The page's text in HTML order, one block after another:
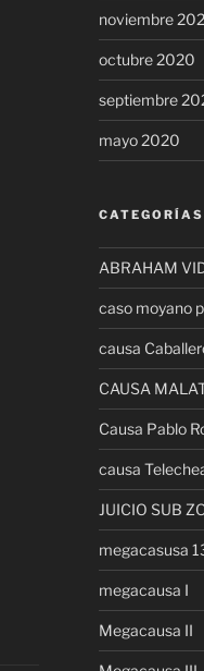
noviembre
octubre 2020
septiembre
mayo 2020
CATEGORÍAS
ABRAHAM
caso moyano
causa
CAUSA
Causa Pablo
causa
JUICIO SUB
megacasusa
megacausa I
Megacausa II